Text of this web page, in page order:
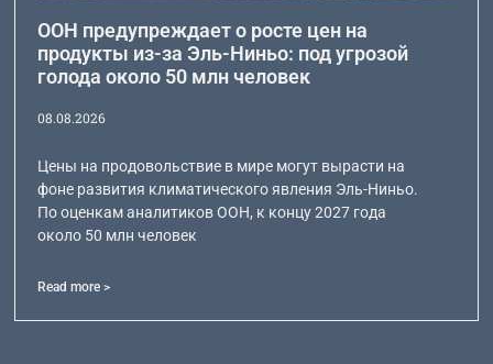
ООН предупреждает о росте цен на
продукты из-за Эль-Ниньо: под угрозой
голода около 50 млн человек
08.08.2026
Цены на продовольствие в мире могут вырасти на
фоне развития климатического явления Эль-Ниньо.
По оценкам аналитиков ООН, к концу 2027 года
около 50 млн человек
Read more >